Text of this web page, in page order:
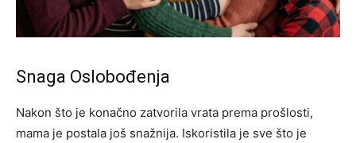
Snaga Oslobođenja
Nakon što je konačno zatvorila vrata prema prošlosti,
mama je postala još snažnija. Iskoristila je sve što je